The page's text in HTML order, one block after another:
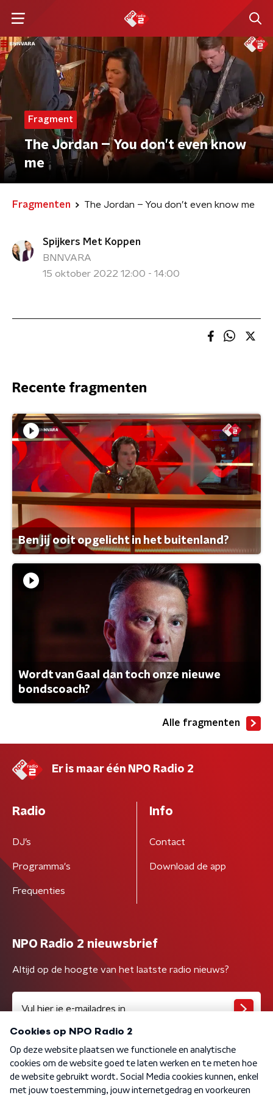
Fragment
The Jordan – You don’t even know
me
Fragmenten The Jordan – You don’t even know me
Spijkers Met Koppen
BNNVARA
15 oktober 2022 12:00 - 14:00
Recente fragmenten
Ben jij ooit opgelicht in het buitenland?
Wordt van Gaal dan toch onze nieuwe
bondscoach?
Alle fragmenten
Er is maar één NPO Radio 2
Radio
DJ’s
Programma's
Frequenties
Info
Contact
Download de app
NPO Radio 2 nieuwsbrief
Altijd op de hoogte van het laatste radio nieuws?
Algemene voorwaarden